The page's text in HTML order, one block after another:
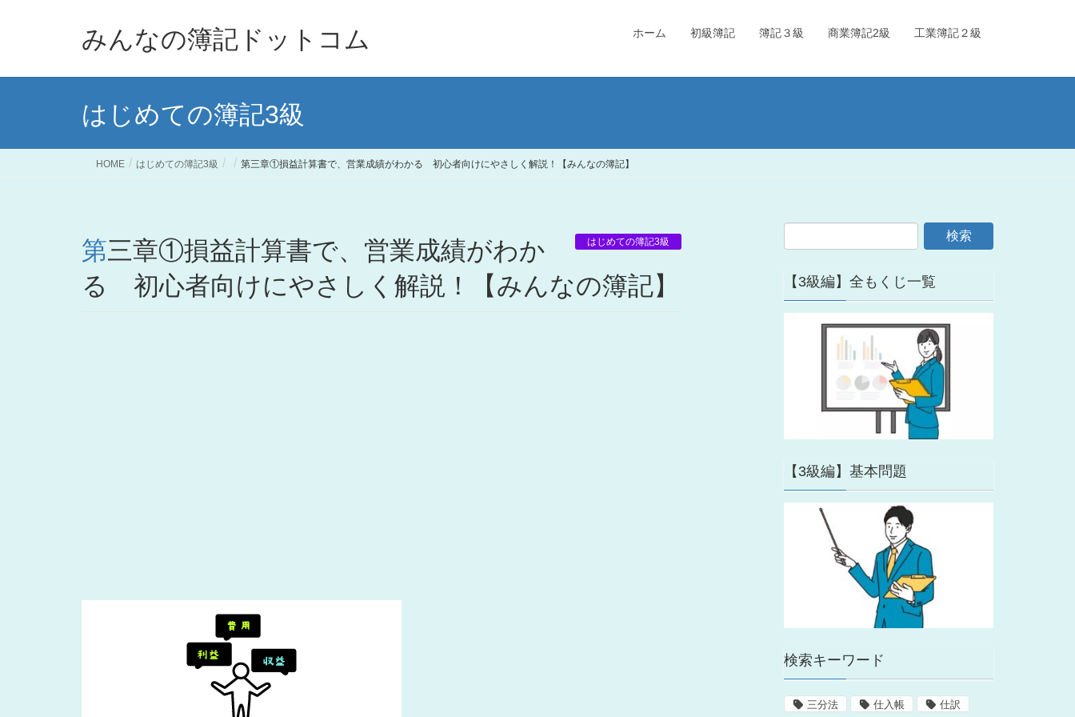
みんなの簿記ドットコム ホーム 初級簿記 簿記３級 商業簿記2級 工業簿記２級
はじめての簿記3級
HOME はじめての簿記3級 第三章①損益計算書で、営業成績がわかる 初心者向けにやさしく解説！【みんなの簿記】
はじめての簿記3級
第三章①損益計算書で、営業成績がわか
る 初心者向けにやさしく解説！【みんなの簿記】
【3級編】全もくじ一覧
【3級編】基本問題
検索キーワード
三分法 仕入帳 仕訳